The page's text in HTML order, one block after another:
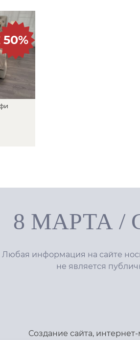
50%
8 МАРТА/
Любая информация на сайте
не является
Создание сайта,